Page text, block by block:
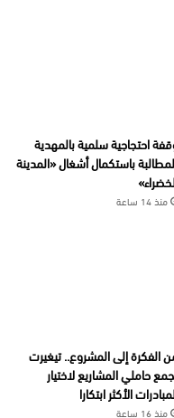
احتجاجية سلمية بالمهدية
باستكمال أشغال «المدينة
منذ 14 ساعة
الفكرة إلى المشروع.. تيغيرت
حاملي المشاريع لاختيار
الأكثر ابتكارا
منذ 16 ساعة